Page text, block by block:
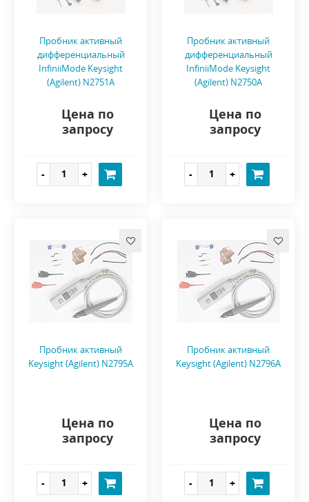
Пробник активный
дифференциальный
InfiniiMode Keysight
(Agilent) N2751A
Цена по
запросу
Пробник активный
дифференциальный
InfiniiMode Keysight
(Agilent) N2750A
Цена по
запросу
Пробник активный
Keysight (Agilent) N2795A
Цена по
запросу
Пробник активный
Keysight (Agilent) N2796A
Цена по
запросу